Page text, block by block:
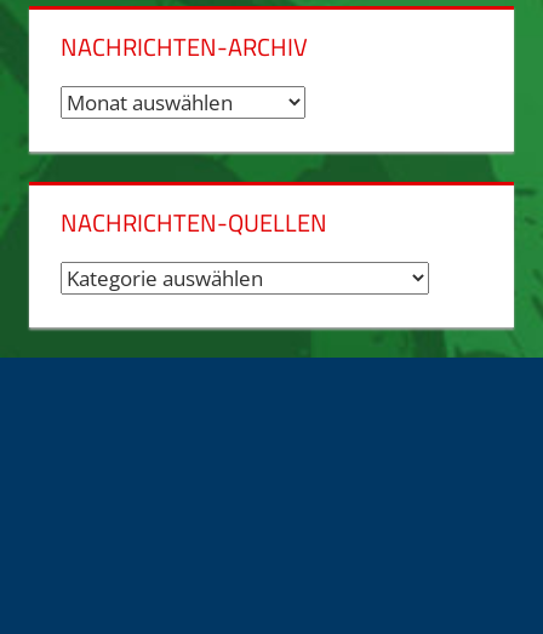
NACHRICHTEN-ARCHIV
Nachrichten-
NACHRICHTEN-QUELLEN
Nachrichten-